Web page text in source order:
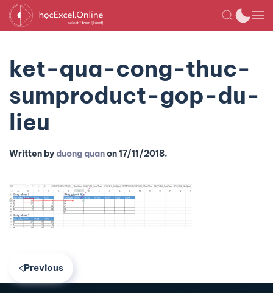
ket-qua-cong-thuc-
sumproduct-gop-du-
lieu
Written byduong quanon17/11/2018.
Previous